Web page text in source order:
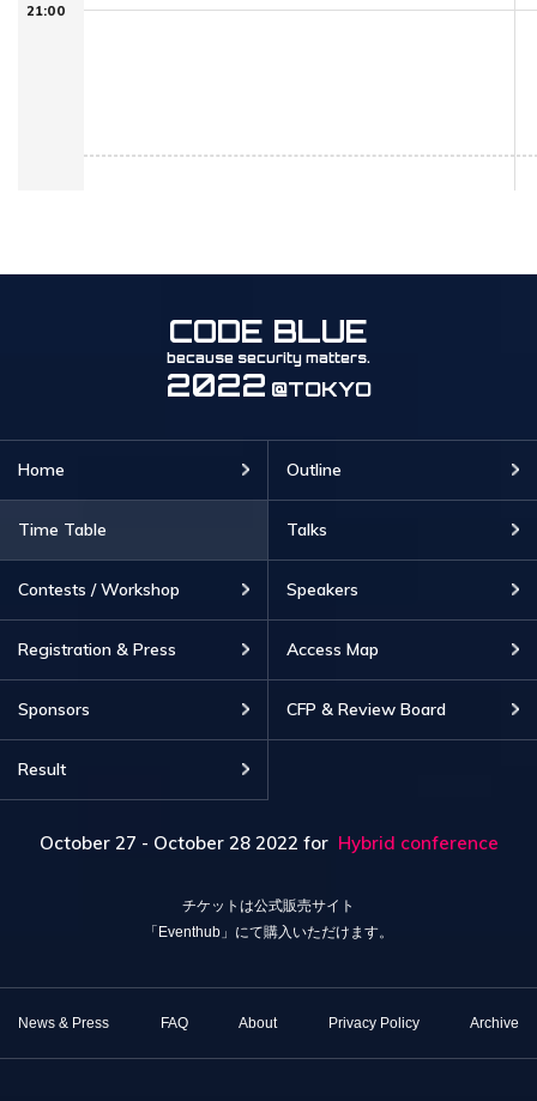
21:00
CODE BLUE
because security matters.
2022 @TOKYO
Home Outline
Time Table Talks
Contests / Workshop Speakers
Registration & Press Access Map
Sponsors CFP & Review Board
Result
October 27 - October 28 2022 for Hybrid conference
チケットは公式販売サイト
「Eventhub」にて購入いただけます。
News & Press FAQ About Privacy Policy Archive